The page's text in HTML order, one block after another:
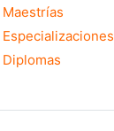
Maestrías
Especializaciones
Diplomas